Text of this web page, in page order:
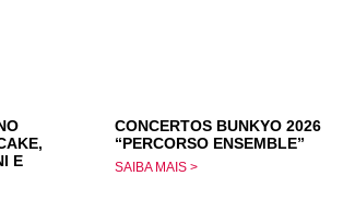
E
CONCERTOS BUNKYO 2026
“PERCORSO ENSEMBLE”
SAIBA MAIS >